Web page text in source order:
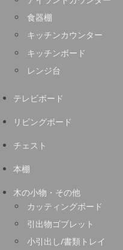
食器棚
キッチンカウンター
キッチンボード
レンジ台
テレビボード
リビングボード
チェスト
本棚
木の小物・その他
カッティングボード
引出物ゴブレット
小引出し/書類トレイ